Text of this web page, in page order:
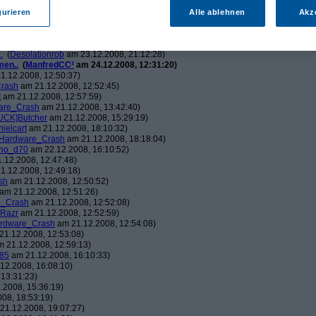
am 23.12.2008, 08:25:26)
(Desolationrob am 23.12.2008, 21:12:28)
(ManfredCC² am 24.12.2008, 12:31:20)
12:50:37)
am 21.12.2008, 12:52:45)
am 21.12.2008, 12:57:59)
am 21.12.2008, 13:42:40)
am 21.12.2008, 15:29:19)
am 21.12.2008, 18:10:32)
Hardware_Crash am 21.12.2008, 18:18:04)
am 22.12.2008, 16:10:52)
12:47:48)
12:49:18)
am 21.12.2008, 12:50:52)
am 21.12.2008, 12:51:26)
am 21.12.2008, 12:52:08)
am 21.12.2008, 12:52:59)
am 21.12.2008, 12:54:08)
12:53:08)
21.12.2008, 12:59:13)
am 21.12.2008, 16:10:33)
16:08:10)
15:36:19)
18:53:19)
19:07:27)
Alle ablehnen